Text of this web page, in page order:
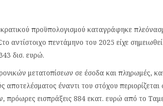
κρατικού προϋπολογισμού καταγράφηκε
αντίστοιχο πεντάμηνο του 2025 είχε
δισ. ευρώ.
μετατοπίσεων σε έσοδα και πληρωμές,
έναντι του στόχου
πρόωρες εισπράξεις 884 εκατ. ευρώ από το